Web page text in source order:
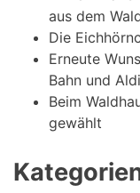
aus dem
Die
Erneute
Bahn und
Beim
gewählt